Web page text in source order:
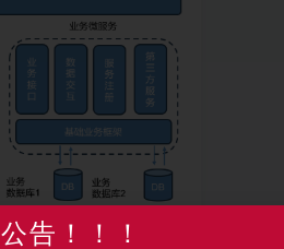
公告！！！